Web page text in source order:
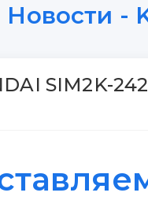
Новости -
SIM2K-